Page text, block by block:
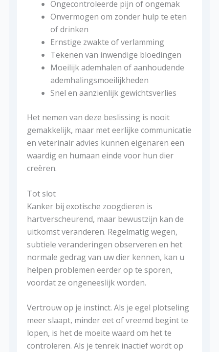
Ongecontroleerde pijn of ongemak
Onvermogen om zonder hulp te eten
of drinken
Ernstige zwakte of verlamming
Tekenen van inwendige bloedingen
Moeilijk ademhalen of aanhoudende
ademhalingsmoeilijkheden
Snel en aanzienlijk gewichtsverlies
Het nemen van deze beslissing is nooit
gemakkelijk, maar met eerlijke communicatie
en veterinair advies kunnen eigenaren een
waardig en humaan einde voor hun dier
creëren.
Tot slot
Kanker bij exotische zoogdieren is
hartverscheurend, maar bewustzijn kan de
uitkomst veranderen. Regelmatig wegen,
subtiele veranderingen observeren en het
normale gedrag van uw dier kennen, kan u
helpen problemen eerder op te sporen,
voordat ze ongeneeslijk worden.
Vertrouw op je instinct. Als je egel plotseling
meer slaapt, minder eet of vreemd begint te
lopen, is het de moeite waard om het te
controleren. Als je tenrek inactief wordt op